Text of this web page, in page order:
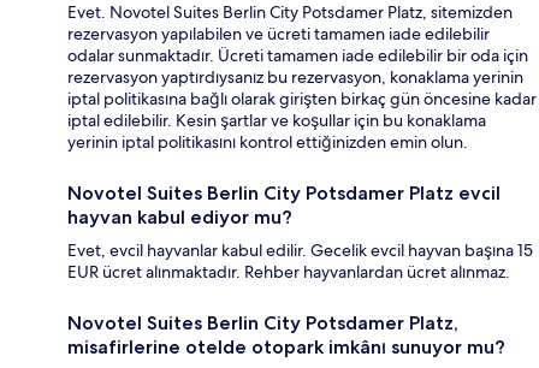
Evet. Novotel Suites Berlin City Potsdamer Platz, sitemizden
rezervasyon yapılabilen ve ücreti tamamen iade edilebilir
odalar sunmaktadır. Ücreti tamamen iade edilebilir bir oda için
rezervasyon yaptırdıysanız bu rezervasyon, konaklama yerinin
iptal politikasına bağlı olarak girişten birkaç gün öncesine kadar
iptal edilebilir. Kesin şartlar ve koşullar için bu konaklama
yerinin iptal politikasını kontrol ettiğinizden emin olun.
Novotel Suites Berlin City Potsdamer Platz evcil
hayvan kabul ediyor mu?
Evet, evcil hayvanlar kabul edilir. Gecelik evcil hayvan başına 15
EUR ücret alınmaktadır. Rehber hayvanlardan ücret alınmaz.
Novotel Suites Berlin City Potsdamer Platz,
misafirlerine otelde otopark imkânı sunuyor mu?